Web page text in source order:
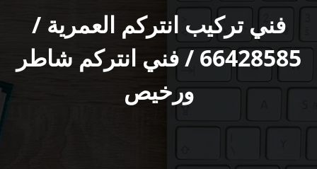
فني تركيب انتركم العمرية /
66428585 / فني انتركم شاطر
ورخيص